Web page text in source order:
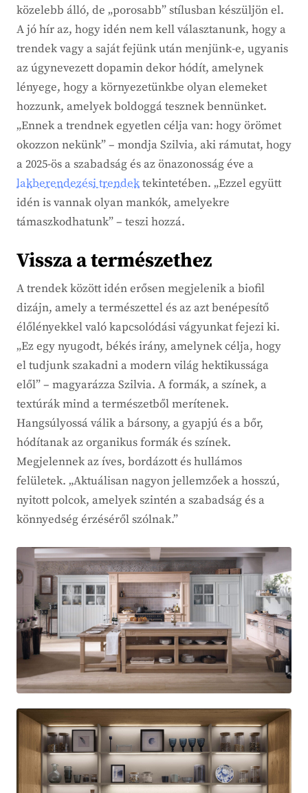
közelebb álló, de „porosabb” stílusban készüljön el.
A jó hír az, hogy idén nem kell választanunk, hogy a
trendek vagy a saját fejünk után menjünk-e, ugyanis
az úgynevezett dopamin dekor hódít, amelynek
lényege, hogy a környezetünkbe olyan elemeket
hozzunk, amelyek boldoggá tesznek bennünket.
„Ennek a trendnek egyetlen célja van: hogy örömet
okozzon nekünk” – mondja Szilvia, aki rámutat, hogy
a 2025-ös a szabadság és az önazonosság éve a
lakberendezési trendektekintetében. „Ezzel együtt
idén is vannak olyan mankók, amelyekre
támaszkodhatunk” – teszi hozzá.
Vissza a természethez
A trendek között idén erősen megjelenik a biofil
dizájn, amely a természettel és az azt benépesítő
élőlényekkel való kapcsolódási vágyunkat fejezi ki.
„Ez egy nyugodt, békés irány, amelynek célja, hogy
el tudjunk szakadni a modern világ hektikussága
elől” – magyarázza Szilvia. A formák, a színek, a
textúrák mind a természetből merítenek.
Hangsúlyossá válik a bársony, a gyapjú és a bőr,
hódítanak az organikus formák és színek.
Megjelennek az íves, bordázott és hullámos
felületek. „Aktuálisan nagyon jellemzőek a hosszú,
nyitott polcok, amelyek szintén a szabadság és a
könnyedség érzéséről szólnak.”